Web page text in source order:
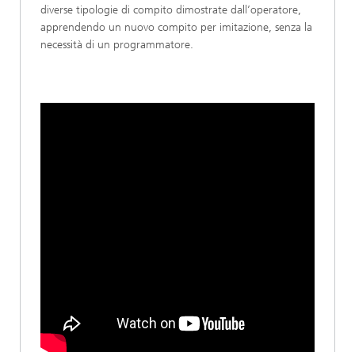
diverse tipologie di compito dimostrate dall’operatore,
apprendendo un nuovo compito per imitazione, senza la
necessità di un programmatore.